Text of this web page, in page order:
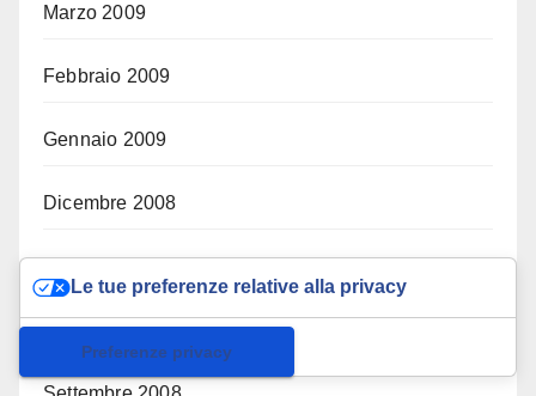
Marzo 2009
Febbraio 2009
Gennaio 2009
Dicembre 2008
Ottobre 2008
Le tue preferenze relative alla privacy
Informativa sulla raccolta